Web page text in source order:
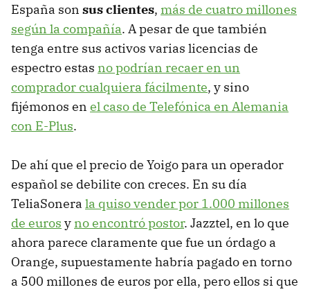
España son sus clientes, más de cuatro millones
según la compañía. A pesar de que también
tenga entre sus activos varias licencias de
espectro estas no podrían recaer en un
comprador cualquiera fácilmente, y sino
fijémonos en el caso de Telefónica en Alemania
con E-Plus.
De ahí que el precio de Yoigo para un operador
español se debilite con creces. En su día
TeliaSonera la quiso vender por 1.000 millones
de euros y no encontró postor. Jazztel, en lo que
ahora parece claramente que fue un órdago a
Orange, supuestamente habría pagado en torno
a 500 millones de euros por ella, pero ellos si que